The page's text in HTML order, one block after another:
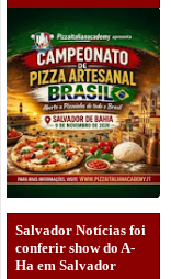
Salvador Notícias foi
conferir show do A-
Ha em Salvador